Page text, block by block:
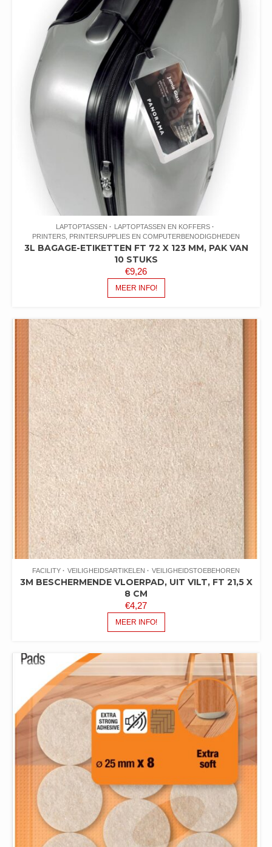
LAPTOPTASSEN
LAPTOPTASSEN EN KOFFERS
PRINTERS, PRINTERSUPPLIES EN COMPUTERBENODIGDHEDEN
3L BAGAGE-ETIKETTEN FT 72 X 123 MM, PAK VAN
10 STUKS
€9,26
MEER INFO!
FACILITY VEILIGHEIDSARTIKELEN VEILIGHEIDSTOEBEHOREN
3M BESCHERMENDE VLOERPAD, UIT VILT, FT 21,5 X
8 CM
€4,27
MEER INFO!